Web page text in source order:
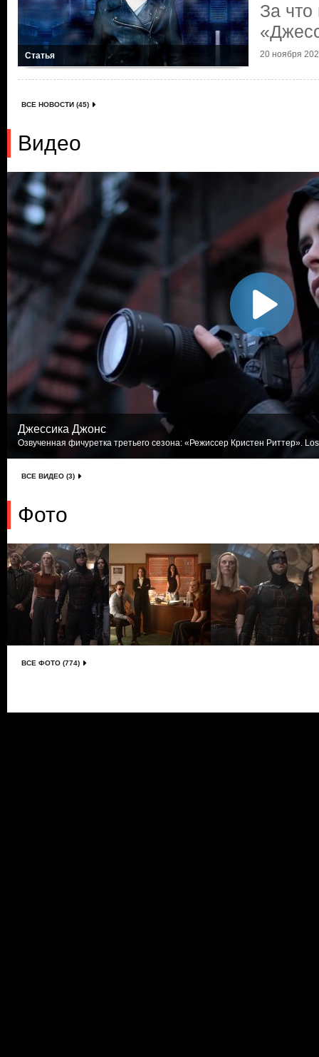
Статья
За
20 ноября
ВСЕ НОВОСТИ (45)
Видео
Джессика Джонс
Озвученная фичуретка третьего сезона: «Режиссер Кристен Риттер».
ВСЕ ВИДЕО (3)
Фото
ВСЕ ФОТО (774)